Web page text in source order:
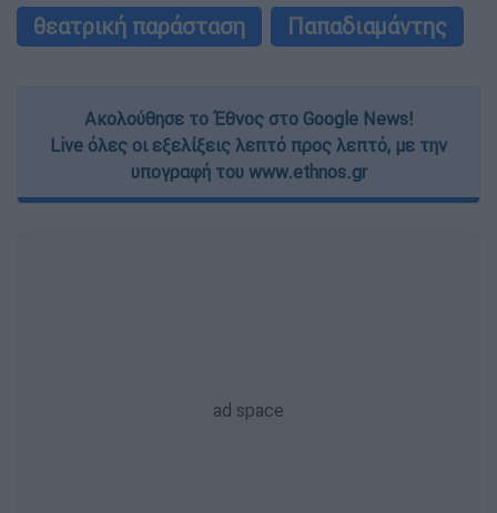
θεατρική παράσταση
Παπαδιαμάντης
Ακολούθησε το Έθνος στο Google News!
Live όλες οι εξελίξεις λεπτό προς λεπτό, με την
υπογραφή του www.ethnos.gr